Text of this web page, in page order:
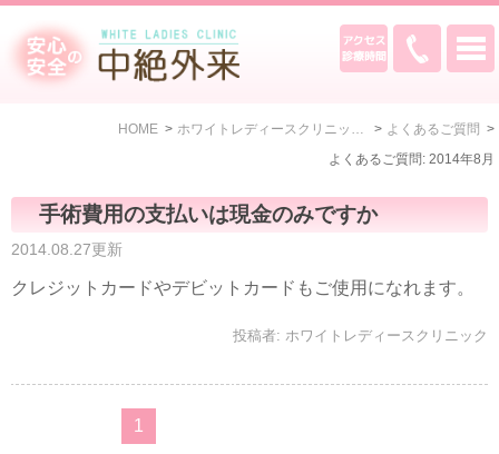
HOME
よくあるご質問
よくあるご質問: 2014年8月
手術費用の支払いは現金のみですか
2014.08.27更新
クレジットカードやデビットカードもご使用になれます。
投稿者: ホワイトレディースクリニック
1